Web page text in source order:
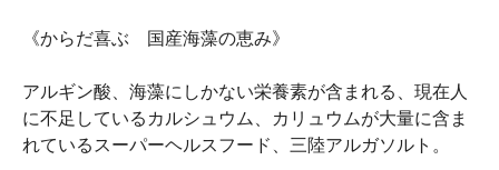
《からだ喜ぶ 国産海藻の恵み》
アルギン酸、海藻にしかない栄養素が含まれる、現在人
に不足しているカルシュウム、カリュウムが大量に含ま
れているスーパーヘルスフード、三陸アルガソルト。